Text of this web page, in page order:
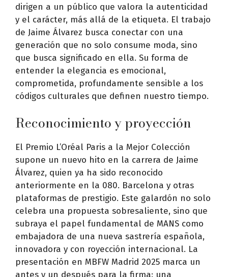
dirigen a un público que valora la autenticidad
y el carácter, más allá de la etiqueta. El trabajo
de Jaime Álvarez busca conectar con una
generación que no solo consume moda, sino
que busca significado en ella. Su forma de
entender la elegancia es emocional,
comprometida, profundamente sensible a los
códigos culturales que definen nuestro tiempo.
Reconocimiento y proyección
El Premio L’Oréal Paris a la Mejor Colección
supone un nuevo hito en la carrera de Jaime
Álvarez, quien ya ha sido reconocido
anteriormente en la 080. Barcelona y otras
plataformas de prestigio. Este galardón no solo
celebra una propuesta sobresaliente, sino que
subraya el papel fundamental de MANS como
embajadora de una nueva sastrería española,
innovadora y con royección internacional. La
presentación en MBFW Madrid 2025 marca un